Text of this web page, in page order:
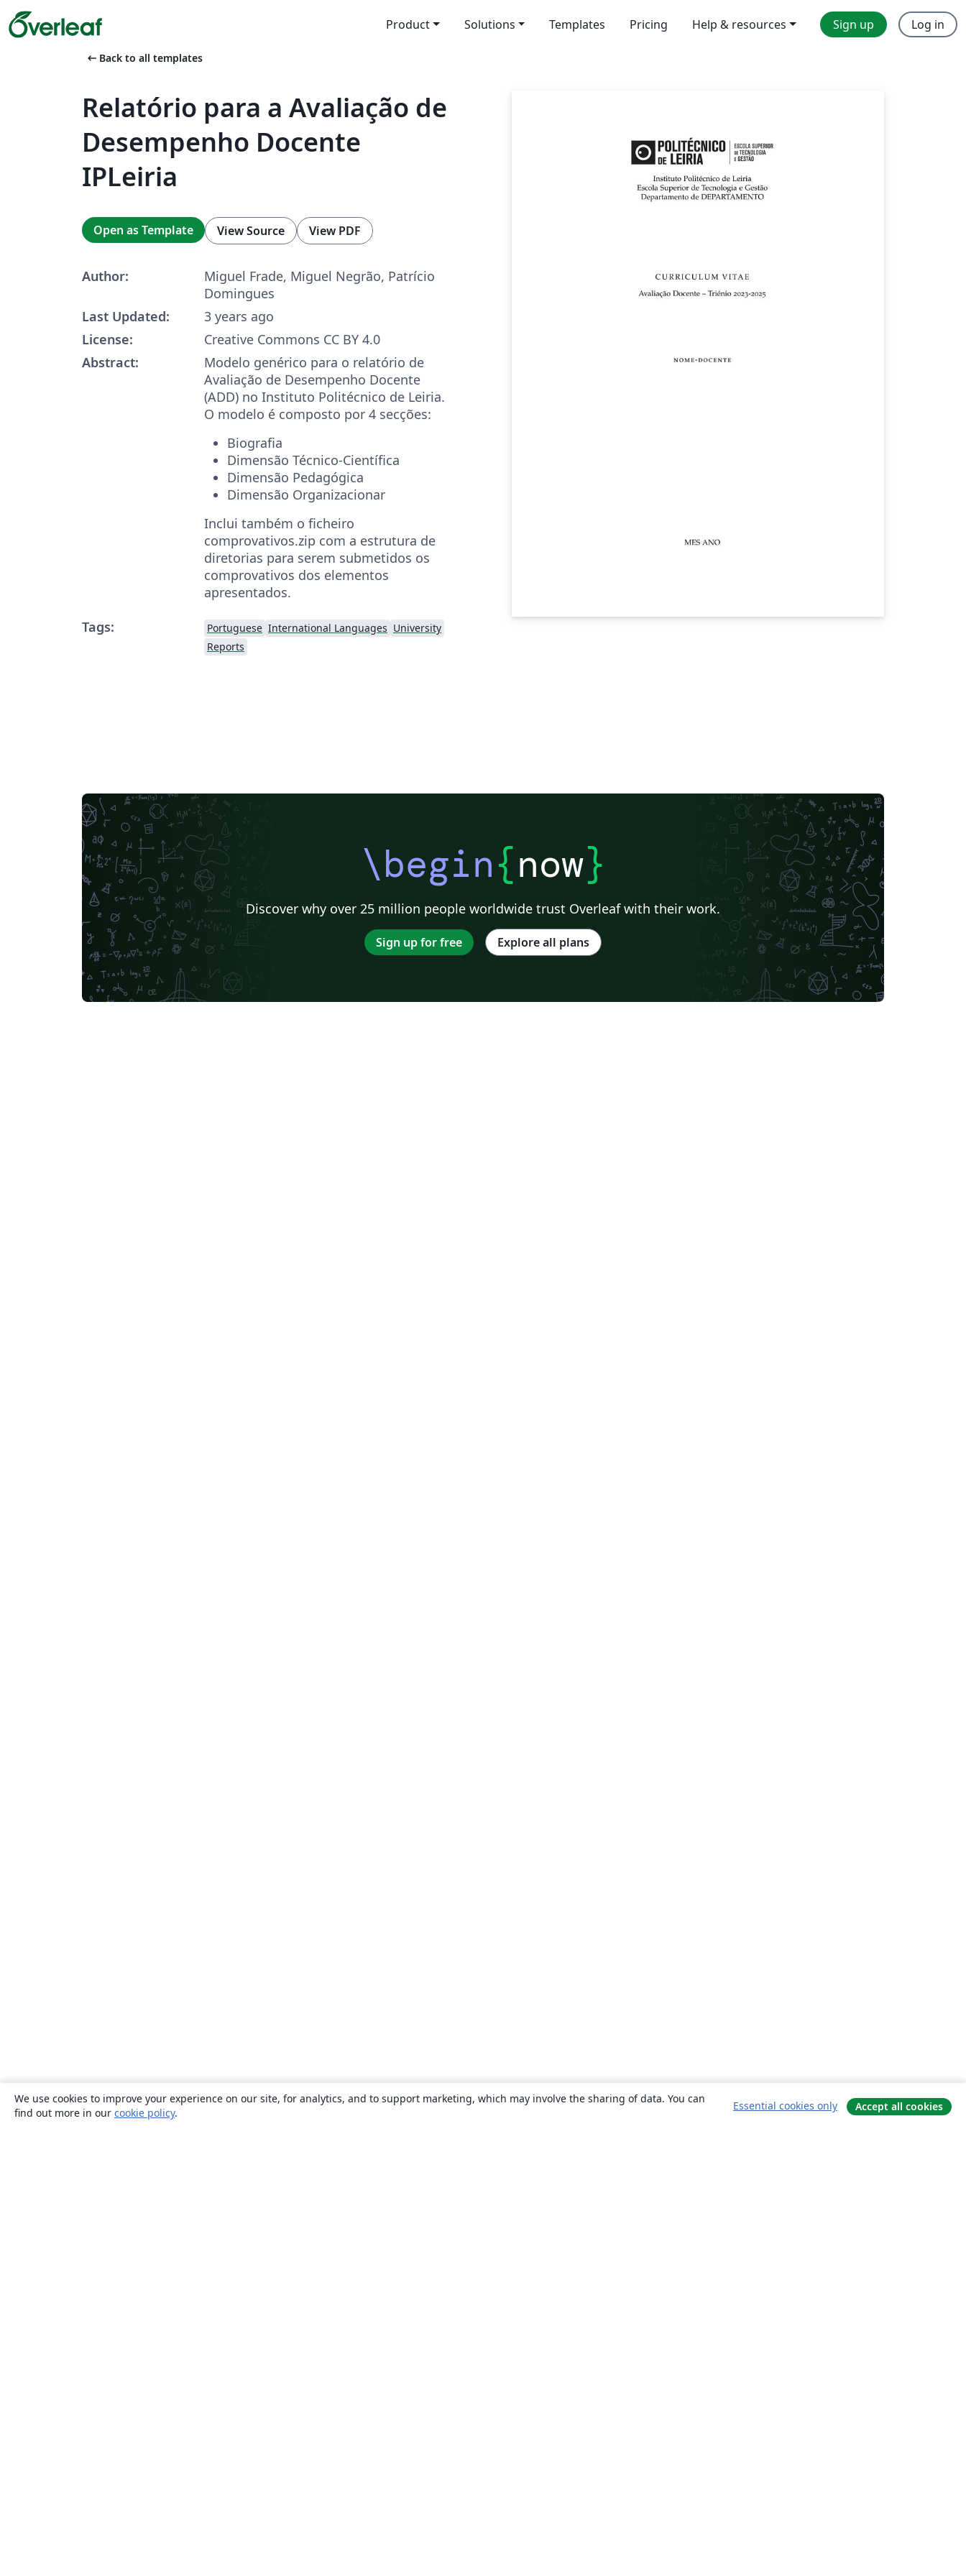
Product Solutions Templates Pricing Help & resources Sign up Log in
arrow_left_alt Back to all templates
Relatório para a Avaliação de
Desempenho Docente
IPLeiria
Open as Template View Source View PDF
Author:
Miguel Frade, Miguel Negrão, Patrício
Domingues
Last Updated:
3 years ago
License:
Creative Commons CC BY 4.0
Abstract:
Modelo genérico para o relatório de
Avaliação de Desempenho Docente
(ADD) no Instituto Politécnico de Leiria.
O modelo é composto por 4 secções:
Biografia
Dimensão Técnico-Científica
Dimensão Pedagógica
Dimensão Organizacionar
Inclui também o ficheiro
comprovativos.zip com a estrutura de
diretorias para serem submetidos os
comprovativos dos elementos
apresentados.
Tags:
Portuguese International Languages University
Reports
\begin{now}
Discover why over 25 million people worldwide trust Overleaf with their work.
Sign up for free Explore all plans
We use cookies to improve your experience on our site, for analytics, and to support marketing, which may involve the sharing of data. You can
find out more in our cookie policy.
Essential cookies only Accept all cookies